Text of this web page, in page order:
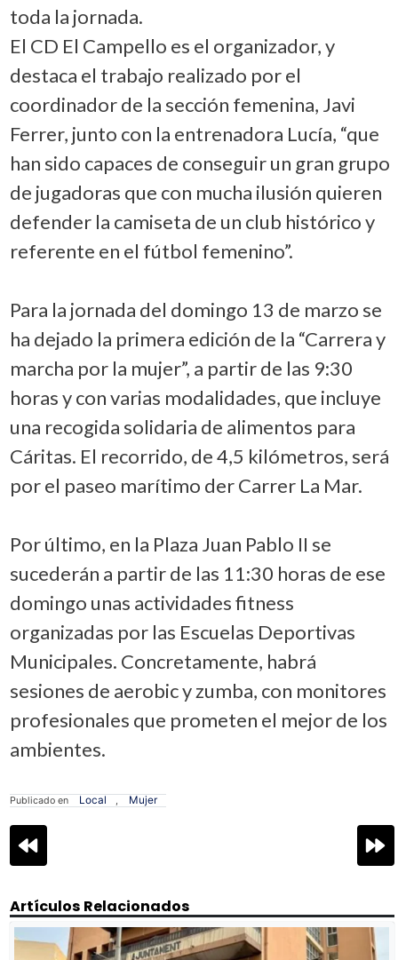
toda la jornada.
El CD El Campello es el organizador, y
destaca el trabajo realizado por el
coordinador de la sección femenina, Javi
Ferrer, junto con la entrenadora Lucía, “que
han sido capaces de conseguir un gran grupo
de jugadoras que con mucha ilusión quieren
defender la camiseta de un club histórico y
referente en el fútbol femenino”.
Para la jornada del domingo 13 de marzo se
ha dejado la primera edición de la “Carrera y
marcha por la mujer”, a partir de las 9:30
horas y con varias modalidades, que incluye
una recogida solidaria de alimentos para
Cáritas. El recorrido, de 4,5 kilómetros, será
por el paseo marítimo der Carrer La Mar.
Por último, en la Plaza Juan Pablo II se
sucederán a partir de las 11:30 horas de ese
domingo unas actividades fitness
organizadas por las Escuelas Deportivas
Municipales. Concretamente, habrá
sesiones de aerobic y zumba, con monitores
profesionales que prometen el mejor de los
ambientes.
Publicado en Local , Mujer
Navegación
de
Artículos Relacionados